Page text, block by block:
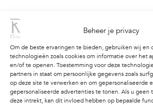
Beheer je privacy
Om de beste ervaringen te bieden, gebruiken wij en
technologieën zoals cookies om informatie over het
en/of te openen. Toestemming voor deze
partners in staat om persoonlijke gegevens zoals
op deze site te verwerken en om gepersonaliseerde
gepersonaliseerde advertenties te tonen. Als u
deze intrekt, kan dit invloed hebben op bepaalde